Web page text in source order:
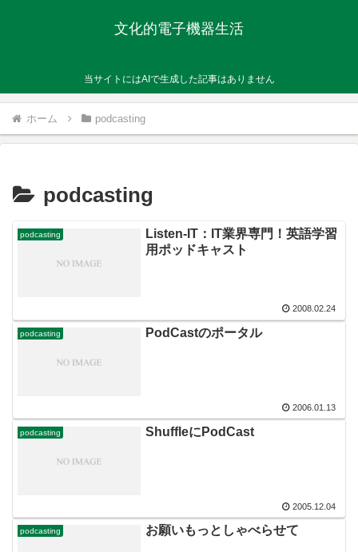
文化的電子機器生活
当サイトにはAIで生成した記事はありません
ホーム podcasting
podcasting
podcasting
Listen-IT：IT業界専門！英語学習
用ポッドキャスト
2008.02.24
podcasting PodCastのポータル
2006.01.13
podcasting ShuffleにPodCast
2005.12.04
podcasting お願いもっとしゃべらせて